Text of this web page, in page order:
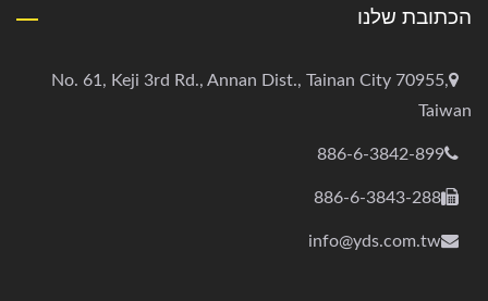
הכתובת שלנו
No. 61, Keji 3rd Rd., Annan Dist., Tainan City 70955,
Taiwan
886-6-3842-899
886-6-3843-288
info@yds.com.tw